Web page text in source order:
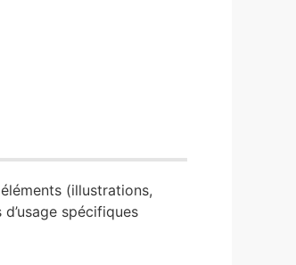
(illustrations,
spécifiques